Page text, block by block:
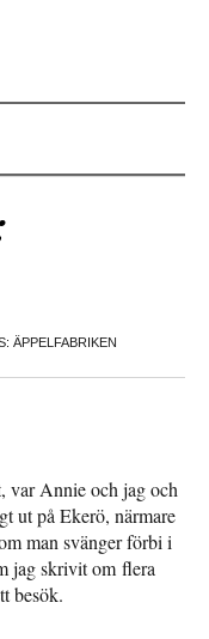
ÄPPELFABRIKEN
var Annie och jag och
ut på Ekerö, närmare
man svänger förbi i
jag skrivit om flera
besök.